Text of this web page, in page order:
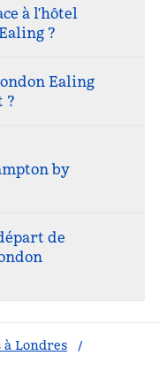
à l'hôtel
?
Ealing
?
by
de
à Londres
/